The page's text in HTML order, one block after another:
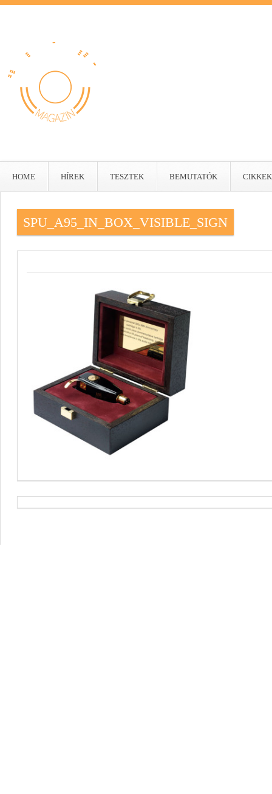
HOME HÍREK TESZTEK BEMUTATÓK CIKKEK
SPU_A95_IN_BOX_VISIBLE_SIGN